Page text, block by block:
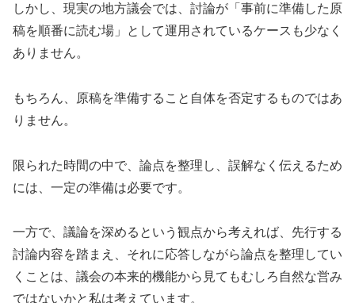
しかし、現実の地方議会では、討論が「事前に準備した原
稿を順番に読む場」として運用されているケースも少なく
ありません。
もちろん、原稿を準備すること自体を否定するものではあ
りません。
限られた時間の中で、論点を整理し、誤解なく伝えるため
には、一定の準備は必要です。
一方で、議論を深めるという観点から考えれば、先行する
討論内容を踏まえ、それに応答しながら論点を整理してい
くことは、議会の本来的機能から見てもむしろ自然な営み
ではないかと私は考えています。